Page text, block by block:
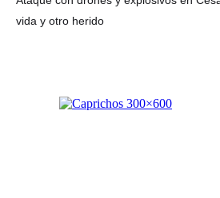
vida y otro herido